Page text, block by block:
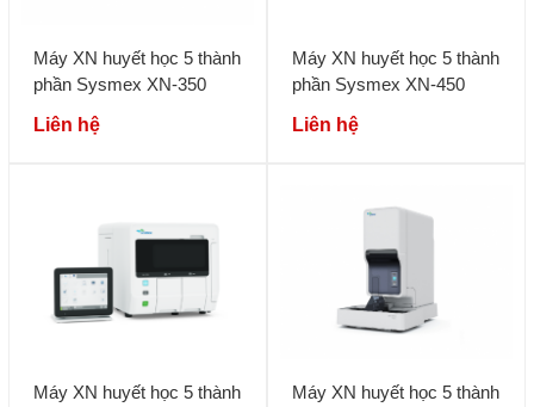
Máy XN huyết học 5 thành
phần Sysmex XN-350
Liên hệ
Máy XN huyết học 5 thành
phần Sysmex XN-450
Liên hệ
Máy XN huyết học 5 thành
Máy XN huyết học 5 thành